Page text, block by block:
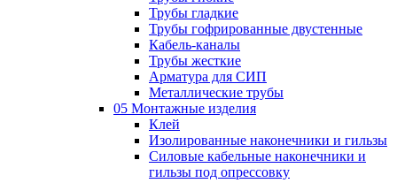
Трубы гладкие
Трубы гофрированные двустенные
Кабель-каналы
Трубы жесткие
Арматура для СИП
Металлические трубы
05 Монтажные изделия
Клей
Изолированные наконечники и гильзы
Силовые кабельные наконечники и
гильзы под опрессовку